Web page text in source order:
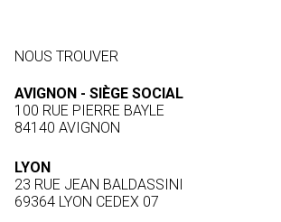
NOUS TROUVER
AVIGNON - SIÈGE SOCIAL
100 RUE PIERRE BAYLE
84140 AVIGNON
LYON
23 RUE JEAN BALDASSINI
69364 LYON CEDEX 07